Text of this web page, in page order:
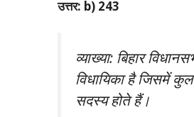
उत्तर: b) 243
व्याख्या: बिहार
विधायिका है जिसमें कुल
सदस्य होते हैं।